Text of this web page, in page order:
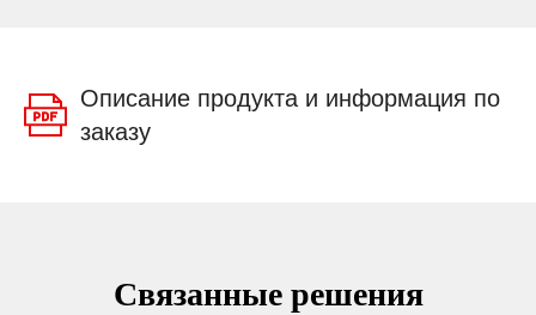
Описание продукта и информация по
заказу
Связанные решения